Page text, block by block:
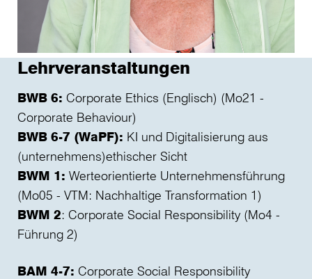
Lehrveranstaltungen
BWB 6: Corporate Ethics (Englisch) (Mo21 -
Corporate Behaviour)
BWB 6-7 (WaPF): KI und Digitalisierung aus
(unternehmens)ethischer Sicht
BWM 1: Werteorientierte Unternehmensführung
(Mo05 - VTM: Nachhaltige Transformation 1)
BWM 2: Corporate Social Responsibility (Mo4 -
Führung 2)
BAM 4-7: Corporate Social Responsibility